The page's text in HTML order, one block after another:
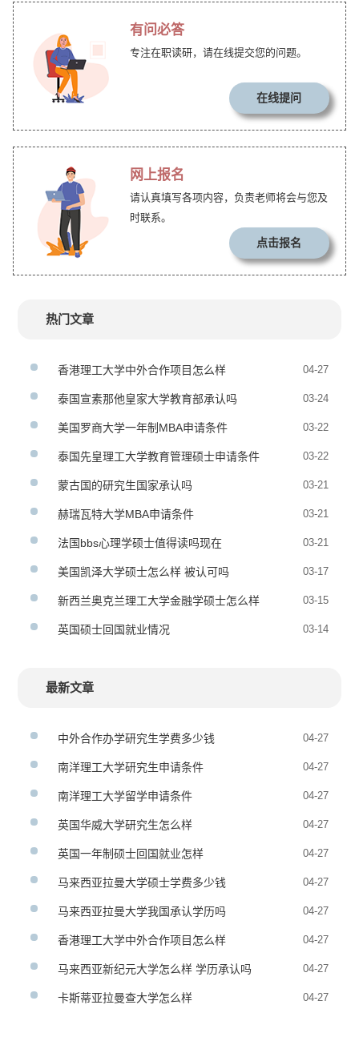
有问必答
专注在职读研，请在线提交您的问题。
在线提问
网上报名
请认真填写各项内容，负责老师将会与您及
时联系。
点击报名
热门文章
香港理工大学中外合作项目怎么样 04-27
泰国宣素那他皇家大学教育部承认吗 03-24
美国罗商大学一年制MBA申请条件 03-22
泰国先皇理工大学教育管理硕士申请条件 03-22
蒙古国的研究生国家承认吗 03-21
赫瑞瓦特大学MBA申请条件 03-21
法国bbs心理学硕士值得读吗现在 03-21
美国凯泽大学硕士怎么样 被认可吗 03-17
新西兰奥克兰理工大学金融学硕士怎么样 03-15
英国硕士回国就业情况 03-14
最新文章
中外合作办学研究生学费多少钱 04-27
南洋理工大学研究生申请条件 04-27
南洋理工大学留学申请条件 04-27
英国华威大学研究生怎么样 04-27
英国一年制硕士回国就业怎样 04-27
马来西亚拉曼大学硕士学费多少钱 04-27
马来西亚拉曼大学我国承认学历吗 04-27
香港理工大学中外合作项目怎么样 04-27
马来西亚新纪元大学怎么样 学历承认吗 04-27
卡斯蒂亚拉曼查大学怎么样 04-27